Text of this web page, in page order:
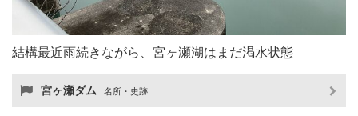
結構最近雨続きながら、宮ヶ瀬湖はまだ渇水状態
宮ヶ瀬ダム 名所・史跡